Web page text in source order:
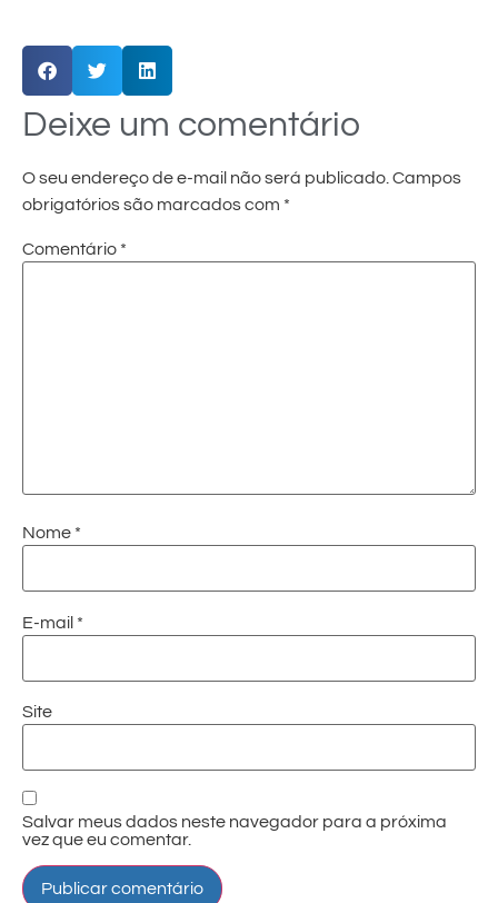
Deixe um comentário
O seu endereço de e-mail não será publicado.Campos
obrigatórios são marcados com *
Comentário *
Nome *
E-mail *
Site
Salvar meus dados neste navegador para a próxima
vez que eu comentar.